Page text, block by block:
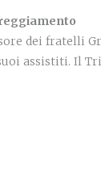
dei fratelli
assistiti. Il